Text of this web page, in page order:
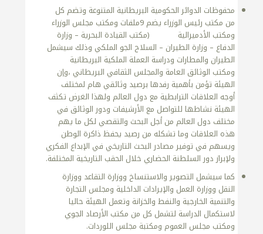
محفوظات الدوائر الحكومية البريطانية المتنوعة وتضم كل
من مكتب رئيس الوزراء يضم 9ملفات ومكتب مجلس الوزراء
ومكتب الأدميرالية (مكتب القيادة البحرية – وزارة
الدفاع – وزارة الطيران – السلاح الجو الملكي وذلك سيشمل
الطيران والمطارات ودراسة العملة الملكية البريطانية
ومكتب الوثائق العامة والمجلس الثقافي البريطاني ،وإن
الهيئة تؤمن بأهمية رفدها برصيد وثائقي هام لمختلف
أوجه العلاقات الترابطية مع دول العالم ولهذا الغرض تكثف
الهيئة نشاطها للتواصل مع الأرشيفات ودور الوثائق في
مختلف دول العالم من أجل البحث والتقصي لكل ما يهم
هذه العلاقات وما تشكله من رصيد يحفظ ذاكرة الوطن
ويسهم في توفير مصادر البحث التاريخي في الإبداع الفكري
ولإبراز دور السلطنة الحضاري خلال الحقب التاريخية المختلفة.
كما سيشمل التصوير والاستنساخ ووزارة التقاعد ووزارة
النقل ووزارة العمل والإيرادات الداخلية ومجلس التجارة
والتنمية الخارجية والنفط والخزانة وتعمل الهيئة حاليا
لاستكمال الدراسة لتشمل كل من مكتب الأرصاد الجوي
ومكتب مجلس العموم ومكتبة مجلس اللوردات.